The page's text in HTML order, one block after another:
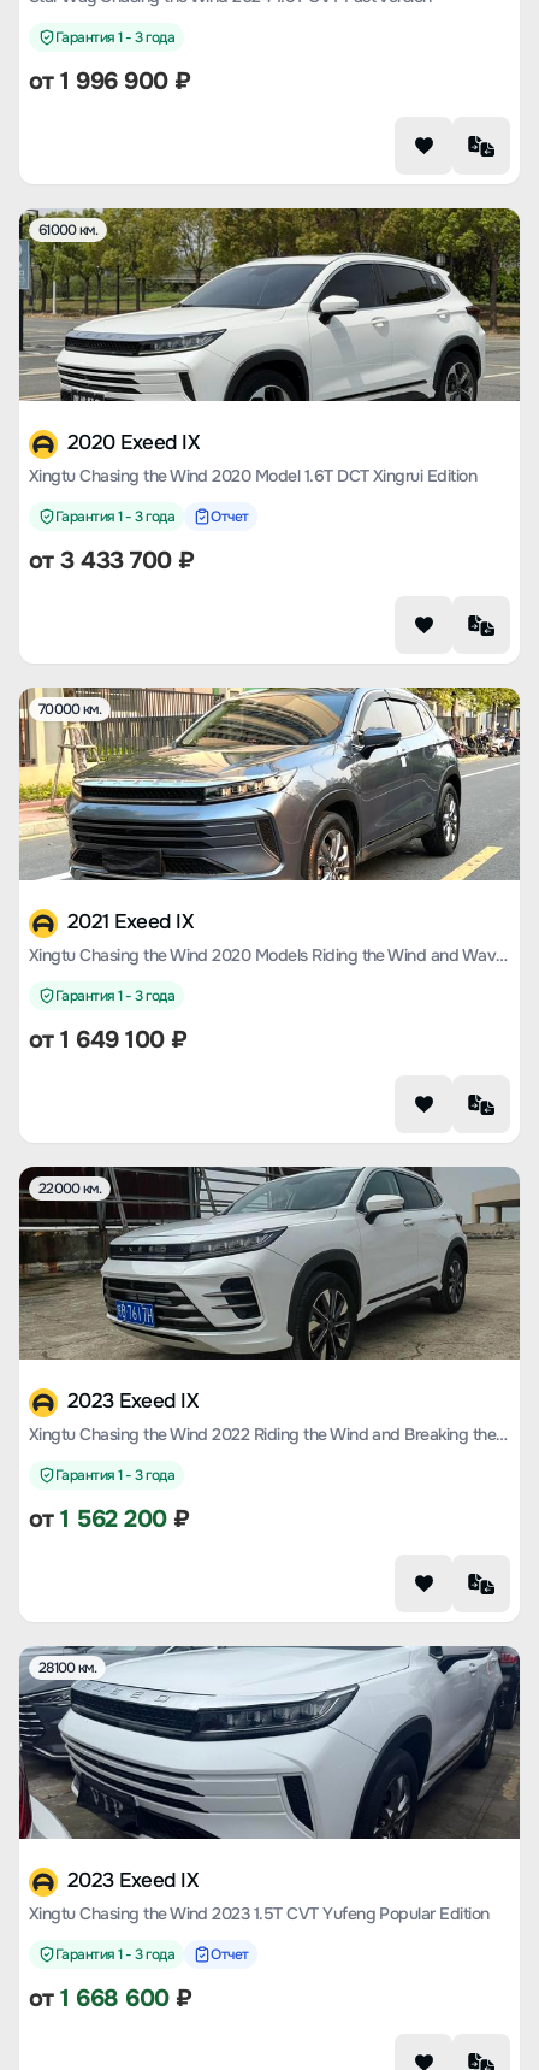
Гарантия 1 - 3 года
от1 996 900₽
61000 км.
2020 Exeed IX
Xingtu Chasing the Wind 2020 Model 1.6T DCT Xingrui Edition
Гарантия 1 - 3 года Отчет
от3 433 700₽
70000 км.
2021 Exeed IX
Xingtu Chasing the Wind 2020 Models Riding the Wind and Waves Version 1.5T CVT Xingrui Version
Гарантия 1 - 3 года
от1 649 100₽
22000 км.
2023 Exeed IX
Xingtu Chasing the Wind 2022 Riding the Wind and Breaking the Waves Version 1.5T CVT Riding the Wind Version
Гарантия 1 - 3 года
от1 562 200₽
28100 км.
2023 Exeed IX
Xingtu Chasing the Wind 2023 1.5T CVT Yufeng Popular Edition
Гарантия 1 - 3 года Отчет
от1 668 600₽